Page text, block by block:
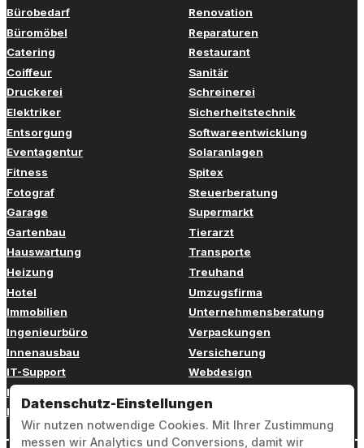
Bürobedarf
Büromöbel
Catering
Coiffeur
Druckerei
Elektriker
Entsorgung
Eventagentur
Fitness
Fotograf
Garage
Gartenbau
Hauswartung
Heizung
Hotel
Immobilien
Ingenieurbüro
Innenausbau
IT-Support
Kinderbetreuung
Kosmetik
Renovation
Reparaturen
Restaurant
Sanitär
Schreinerei
Sicherheitstechnik
Softwareentwicklung
Solaranlagen
Spitex
Steuerberatung
Supermarkt
Tierarzt
Transporte
Treuhand
Umzugsfirma
Unternehmensberatung
Verpackungen
Versicherung
Webdesign
Zahnarzt
Datenschutz-Einstellungen
Wir nutzen notwendige Cookies. Mit Ihrer Zustimmung
messen wir Analytics und Conversions, damit wir